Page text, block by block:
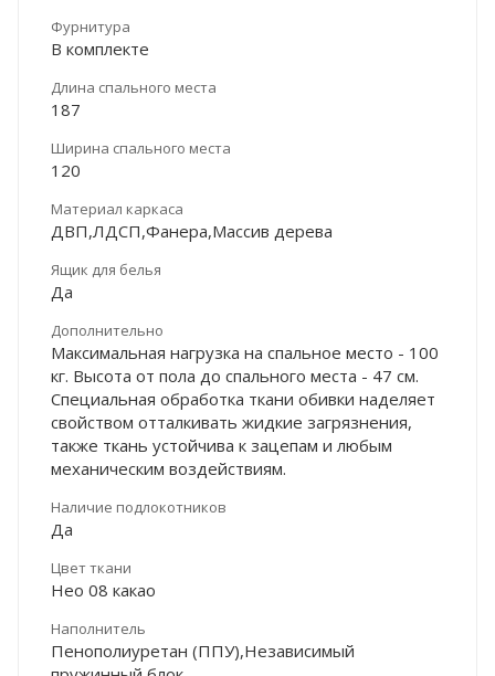
Фурнитура
В комплекте
Длина спального места
187
Ширина спального места
120
Материал каркаса
ДВП,ЛДСП,Фанера,Массив дерева
Ящик для белья
Да
Дополнительно
Максимальная нагрузка на спальное место - 100
кг. Высота от пола до спального места - 47 см.
Специальная обработка ткани обивки наделяет
свойством отталкивать жидкие загрязнения,
также ткань устойчива к зацепам и любым
механическим воздействиям.
Наличие подлокотников
Да
Цвет ткани
Нео 08 какао
Наполнитель
Пенополиуретан (ППУ),Независимый